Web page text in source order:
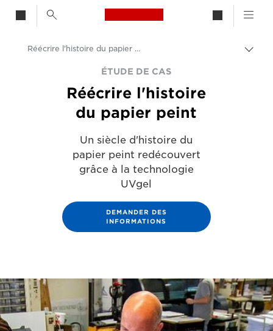
Canon Logo, back to
Solutions et services
Evénements et témoignages
Réécrire l'histoire du papier peint
ÉTUDE DE CAS
Réécrire l'histoire
du papier peint
Un siècle d'histoire du
papier peint redécouvert
grâce à la technologie
UVgel
DEMANDER DES
INFORMATIONS